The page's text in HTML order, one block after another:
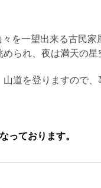
を一望出来る古民家
られ、夜は満天の星
道を登りますので
っております。